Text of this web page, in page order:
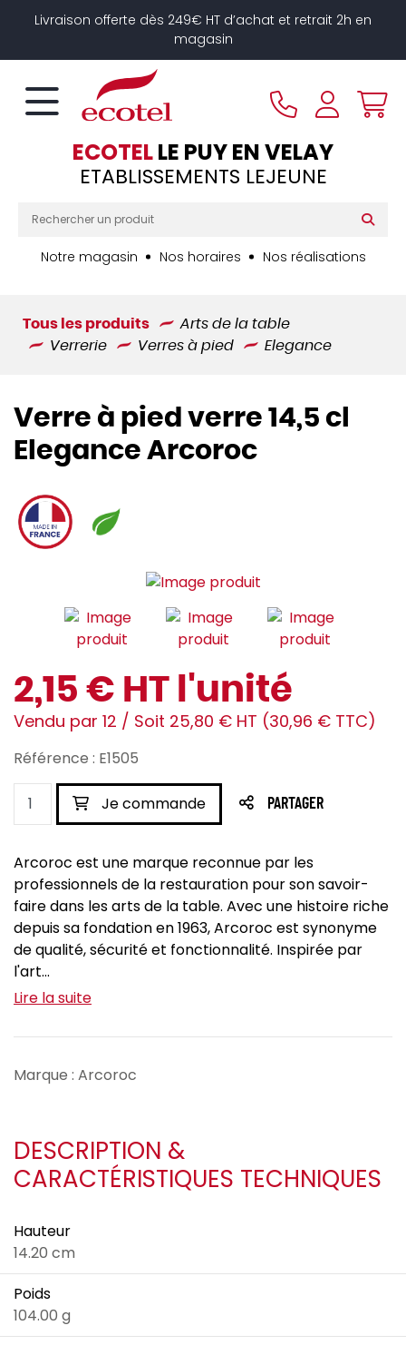
Livraison offerte dès 249€ HT d’achat et retrait 2h en
magasin
ECOTELLE PUY EN VELAY
ETABLISSEMENTS LEJEUNE
Notre magasin Nos horaires Nos réalisations
Tous les produits
Arts de la table
Verrerie
Verres à pied Elegance
Verre à pied verre 14,5 cl
Elegance Arcoroc
2,15 € HT l'unité
Vendu par 12 / Soit 25,80 € HT (30,96 € TTC)
Référence : E1505
Je commande PARTAGER
Arcoroc est une marque reconnue par les
professionnels de la restauration pour son savoir-
faire dans les arts de la table. Avec une histoire riche
depuis sa fondation en 1963, Arcoroc est synonyme
de qualité, sécurité et fonctionnalité. Inspirée par
l'art...
Lire la suite
Marque : Arcoroc
DESCRIPTION &
CARACTÉRISTIQUES TECHNIQUES
Hauteur
14.20 cm
Poids
104.00 g
Panneau de gestion des cookies